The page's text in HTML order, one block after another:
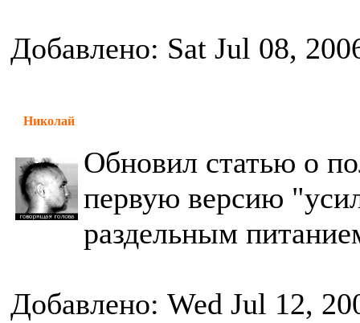
Добавлено: Sat Jul 08,
Николай
Обновил статью о
первую версию
раздельным
Добавлено: Wed Jul 12,